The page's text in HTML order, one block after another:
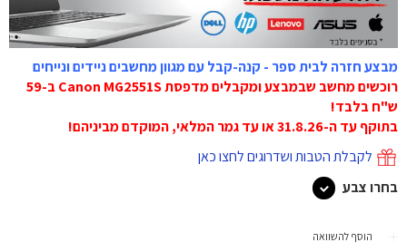
מבצע חזרה לבית ספר - קנה-קבל עם מגוון מחשבים ניידים ונייחים
רוכשים מחשב שבמבצע ומקבלים מדפסת Canon MG2551S ב-59
ש"ח בלבד!
בתוקף עד ה-31.8.26 או עד גמר המלאי, המוקדם מביניהם!
לקבלת הטבות ושדרוגים לחצו כאן
בחרו צבע
הוסף להשוואה